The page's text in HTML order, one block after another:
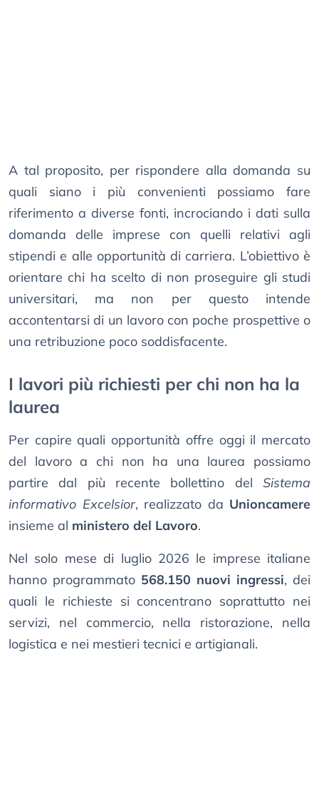
A tal proposito, per rispondere alla domanda su
quali siano i più convenienti possiamo fare
riferimento a diverse fonti, incrociando i dati sulla
domanda delle imprese con quelli relativi agli
stipendi e alle opportunità di carriera. L’obiettivo è
orientare chi ha scelto di non proseguire gli studi
universitari, ma non per questo intende
accontentarsi di un lavoro con poche prospettive o
una retribuzione poco soddisfacente.
I lavori più richiesti per chi non ha la
laurea
Per capire quali opportunità offre oggi il mercato
del lavoro a chi non ha una laurea possiamo
partire dal più recente bollettino del Sistema
informativo Excelsior, realizzato da Unioncamere
insieme al ministero del Lavoro.
Nel solo mese di luglio 2026 le imprese italiane
hanno programmato 568.150 nuovi ingressi, dei
quali le richieste si concentrano soprattutto nei
servizi, nel commercio, nella ristorazione, nella
logistica e nei mestieri tecnici e artigianali.